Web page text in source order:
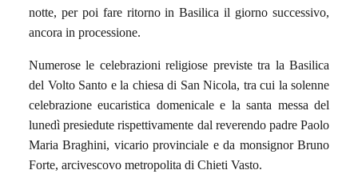
notte, per poi fare ritorno in Basilica il giorno successivo,
ancora in processione.
Numerose le celebrazioni religiose previste tra la Basilica
del Volto Santo e la chiesa di San Nicola, tra cui la solenne
celebrazione eucaristica domenicale e la santa messa del
lunedì presiedute rispettivamente dal reverendo padre Paolo
Maria Braghini, vicario provinciale e da monsignor Bruno
Forte, arcivescovo metropolita di Chieti Vasto.